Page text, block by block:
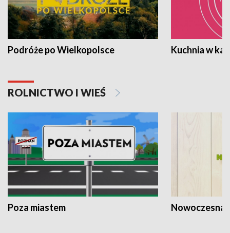
Podróże po Wielkopolsce Kuchnia w
ROLNICTWO I WIEŚ
Poza miastem Nowoczesna